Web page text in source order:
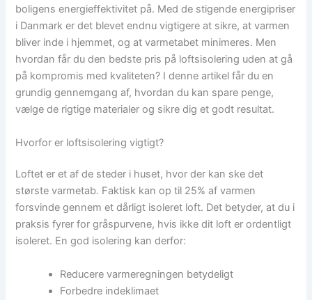
boligens energieffektivitet på. Med de stigende energipriser
i Danmark er det blevet endnu vigtigere at sikre, at varmen
bliver inde i hjemmet, og at varmetabet minimeres. Men
hvordan får du den bedste pris på loftsisolering uden at gå
på kompromis med kvaliteten? I denne artikel får du en
grundig gennemgang af, hvordan du kan spare penge,
vælge de rigtige materialer og sikre dig et godt resultat.
Hvorfor er loftsisolering vigtigt?
Loftet er et af de steder i huset, hvor der kan ske det
største varmetab. Faktisk kan op til 25% af varmen
forsvinde gennem et dårligt isoleret loft. Det betyder, at du i
praksis fyrer for gråspurvene, hvis ikke dit loft er ordentligt
isoleret. En god isolering kan derfor:
Reducere varmeregningen betydeligt
Forbedre indeklimaet